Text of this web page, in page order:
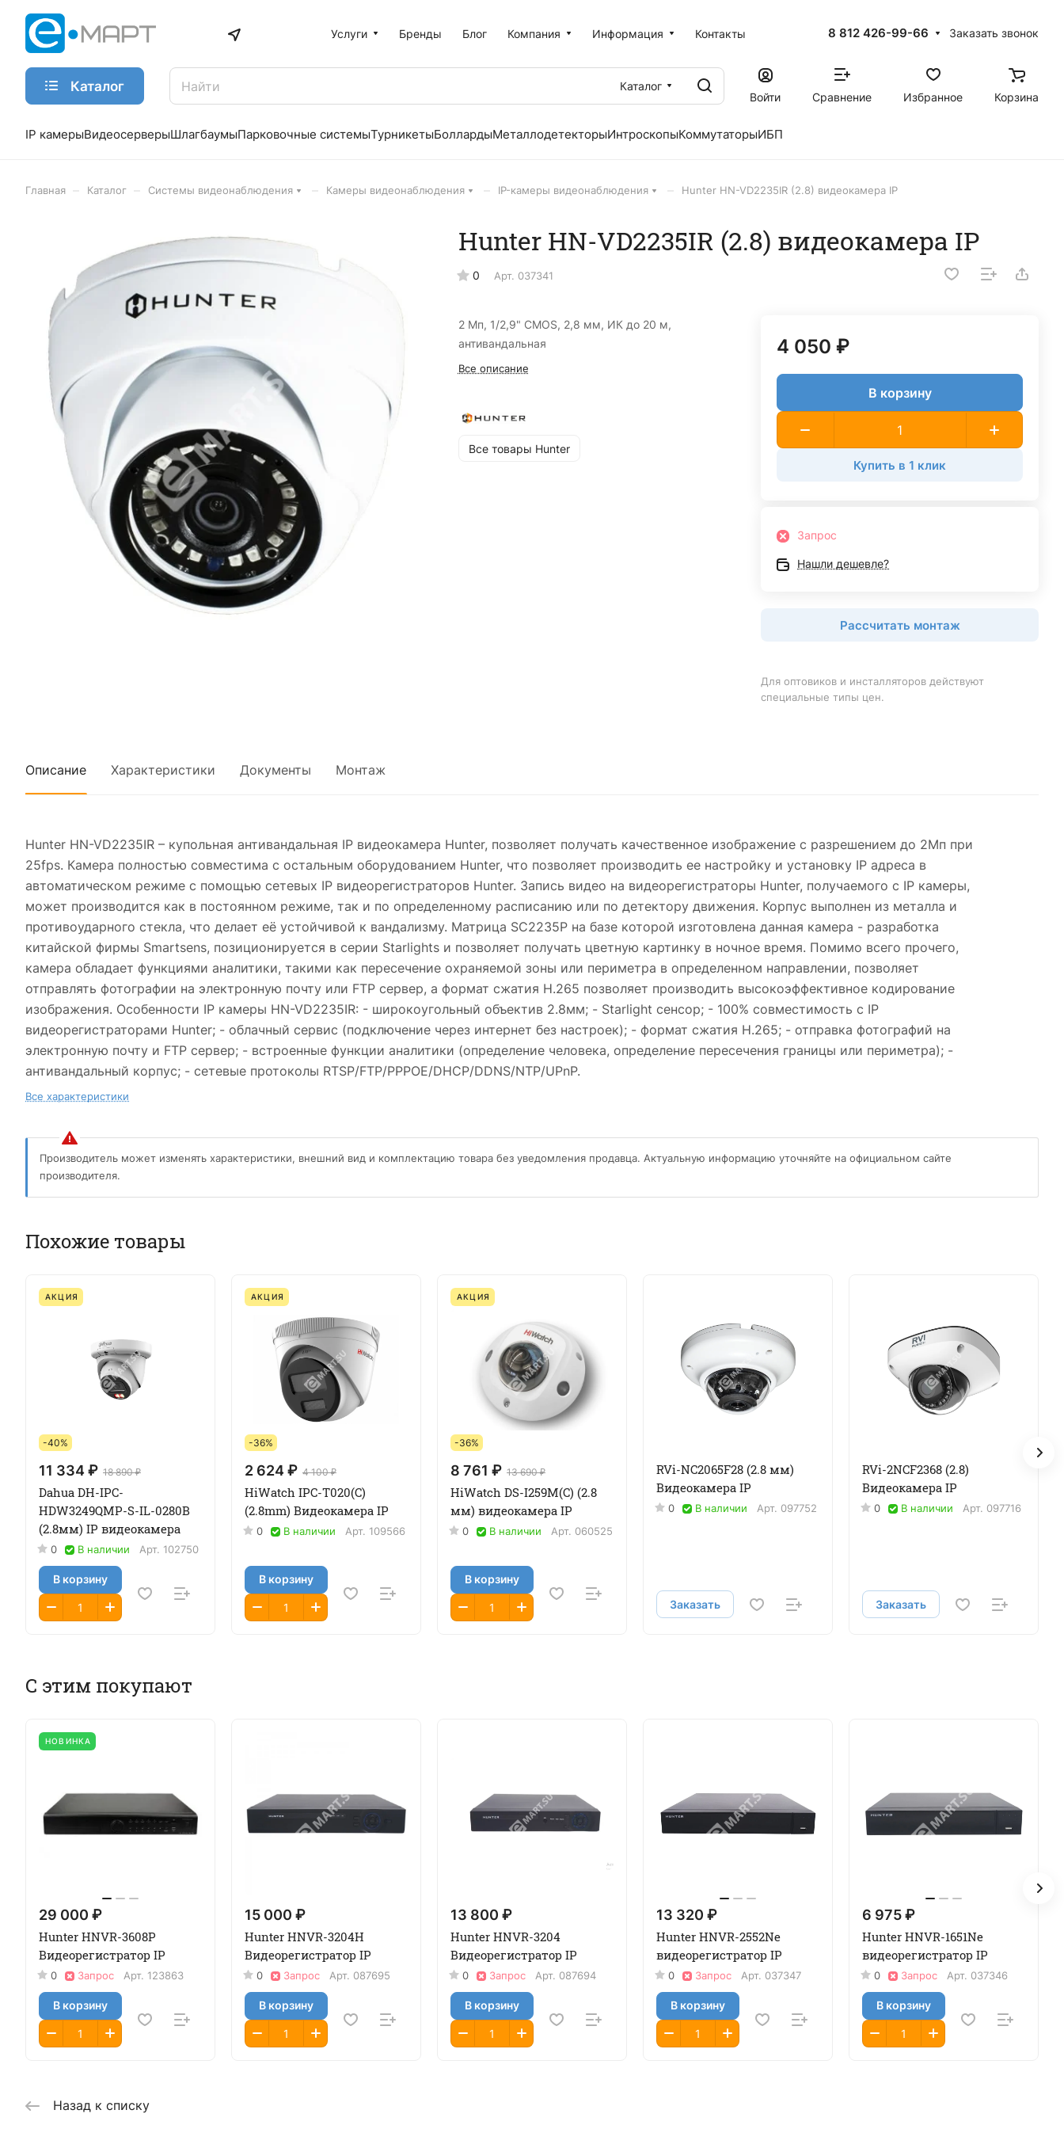
Услуги Бренды Блог Компания Информация Контакты 8 812 426-99-66 Заказать звонок
Каталог
Каталог
Войти
Сравнение Избранное Корзина
IP камерыВидеосерверыШлагбаумыПарковочные системыТурникетыБоллардыМеталлодетекторыИнтроскопыКоммутаторыИБП
Главная Каталог Системы видеонаблюдения Камеры видеонаблюдения IP-камеры видеонаблюдения Hunter HN-VD2235IR (2.8) видеокамера IP
Hunter HN-VD2235IR (2.8) видеокамера IP
0 Арт. 037341
2 Мп, 1/2,9" CMOS, 2,8 мм, ИК до 20 м,
антивандальная
Все описание
Все товары Hunter
4 050 ₽
В корзину
Купить в 1 клик
Запрос
Нашли дешевле?
Рассчитать монтаж
Для оптовиков и инсталляторов действуют
специальные типы цен.
Описание Характеристики Документы Монтаж
Hunter HN-VD2235IR – купольная антивандальная IP видеокамера Hunter, позволяет получать качественное изображение с разрешением до 2Мп при
25fps. Камера полностью совместима с остальным оборудованием Hunter, что позволяет производить ее настройку и установку IP адреса в
автоматическом режиме с помощью сетевых IP видеорегистраторов Hunter. Запись видео на видеорегистраторы Hunter, получаемого с IP камеры,
может производится как в постоянном режиме, так и по определенному расписанию или по детектору движения. Корпус выполнен из металла и
противоударного стекла, что делает её устойчивой к вандализму. Матрица SC2235P на базе которой изготовлена данная камера - разработка
китайской фирмы Smartsens, позиционируется в серии Starlights и позволяет получать цветную картинку в ночное время. Помимо всего прочего,
камера обладает функциями аналитики, такими как пересечение охраняемой зоны или периметра в определенном направлении, позволяет
отправлять фотографии на электронную почту или FTP сервер, а формат сжатия H.265 позволяет производить высокоэффективное кодирование
изображения. Особенности IP камеры HN-VD2235IR: - широкоугольный объектив 2.8мм; - Starlight сенсор; - 100% совместимость с IP
видеорегистраторами Hunter; - облачный сервис (подключение через интернет без настроек); - формат сжатия H.265; - отправка фотографий на
электронную почту и FTP сервер; - встроенные функции аналитики (определение человека, определение пересечения границы или периметра); -
антивандальный корпус; - сетевые протоколы RTSP/FTP/PPPOE/DHCP/DDNS/NTP/UPnP.
Все характеристики
Производитель может изменять характеристики, внешний вид и комплектацию товара без уведомления продавца. Актуальную информацию уточняйте на официальном сайте
производителя.
Похожие товары
АКЦИЯ
-40%
11 334 ₽ 18 890 ₽
Dahua DH-IPC-
HDW3249QMP-S-IL-0280B
(2.8мм) IP видеокамера
0 В наличии Арт. 102750
В корзину
АКЦИЯ
-36%
2 624 ₽ 4 100 ₽
HiWatch IPC-T020(C)
(2.8mm) Видеокамера IP
0 В наличии Арт. 109566
В корзину
АКЦИЯ
-36%
8 761 ₽ 13 690 ₽
HiWatch DS-I259M(C) (2.8
мм) видеокамера IP
0 В наличии Арт. 060525
В корзину
RVi-NC2065F28 (2.8 мм)
Видеокамера IP
0 В наличии Арт. 097752
Заказать
RVi-2NCF2368 (2.8)
Видеокамера IP
0 В наличии Арт. 097716
Заказать
С этим покупают
НОВИНКА
29 000 ₽
Hunter HNVR-3608P
Видеорегистратор IP
0 Запрос Арт. 123863
В корзину
15 000 ₽
Hunter HNVR-3204H
Видеорегистратор IP
0 Запрос Арт. 087695
В корзину
13 800 ₽
Hunter HNVR-3204
Видеорегистратор IP
0 Запрос Арт. 087694
В корзину
13 320 ₽
Hunter HNVR-2552Ne
видеорегистратор IP
0 Запрос Арт. 037347
В корзину
6 975 ₽
Hunter HNVR-1651Ne
видеорегистратор IP
0 Запрос Арт. 037346
В корзину
Назад к списку